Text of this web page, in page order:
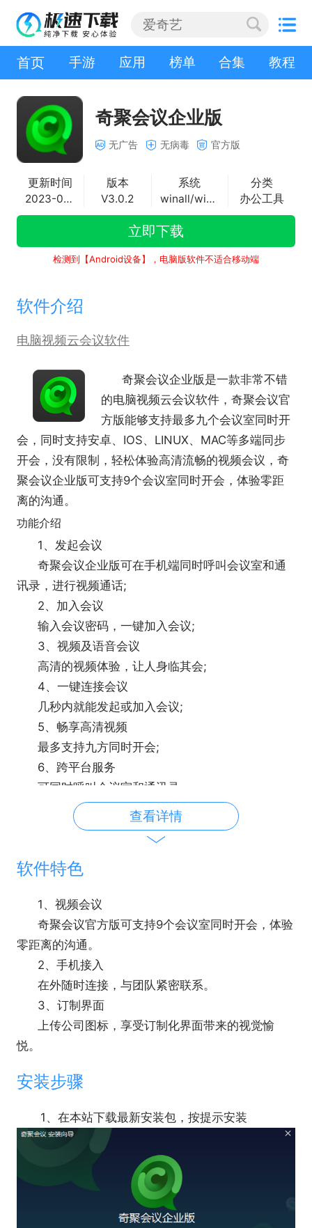
首页 手游 应用 榜单 合集 教程
奇聚会议企业版
无广告 无病毒 官方版
更新时间
2023-01-17
版本
V3.0.2
系统
winall/win7/win10/win11
分类
办公工具
立即下载
检测到【Android设备】，电脑版软件不适合移动端
软件介绍
电脑视频云会议软件
奇聚会议企业版是一款非常不错
的电脑视频云会议软件，奇聚会议官
方版能够支持最多九个会议室同时开
会，同时支持安卓、IOS、LINUX、MAC等多端同步
开会，没有限制，轻松体验高清流畅的视频会议，奇
聚会议企业版可支持9个会议室同时开会，体验零距
离的沟通。
功能介绍
1、发起会议
奇聚会议企业版可在手机端同时呼叫会议室和通
讯录，进行视频通话;
2、加入会议
输入会议密码，一键加入会议;
3、视频及语音会议
高清的视频体验，让人身临其会;
4、一键连接会议
几秒内就能发起或加入会议;
5、畅享高清视频
最多支持九方同时开会;
6、跨平台服务
可同时呼叫会议室和通讯录。
查看详情
软件特色
1、视频会议
奇聚会议官方版可支持9个会议室同时开会，体验
零距离的沟通。
2、手机接入
在外随时连接，与团队紧密联系。
3、订制界面
上传公司图标，享受订制化界面带来的视觉愉
悦。
安装步骤
1、在本站下载最新安装包，按提示安装